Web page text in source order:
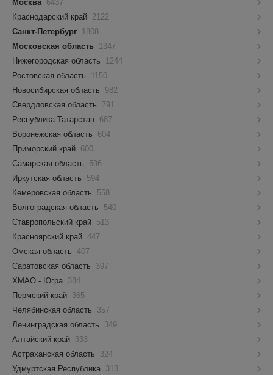
Москва
6437
Краснодарский край 2122
Санкт-Петербург
1808
Московская область
1347
Нижегородская область
1244
Ростовская область
1150
Новосибирская область
982
Свердловская область
791
Республика Татарстан 687
Воронежская область
604
Приморский край 600
Самарская область
596
Иркутская область
594
Кемеровская область
558
Волгоградская область
540
Ставропольский край 513
Красноярский край 447
Омская область 407
Саратовская область
397
ХМАО - Югра 384
Пермский край 365
Челябинская область
357
Ленинградская область
349
Алтайский край 333
Астраханская область
324
Удмуртская Республика 313